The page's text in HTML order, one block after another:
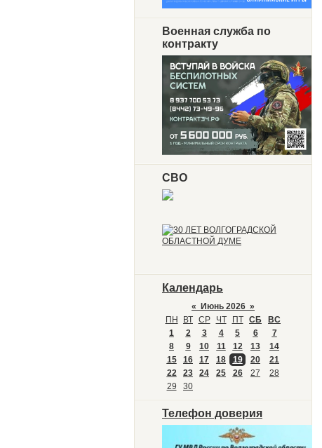
Военная служба по
контракту
СВО
Календарь
« Июнь 2026 »
ПН
ВТ СР ЧТ ПТ СБ
ВС
1
2 3 4 5 6
7
8
9 10 11 12 13
14
15
16 17 18 19 20
21
22
23 24 25 26 27
28
29
30
Телефон доверия